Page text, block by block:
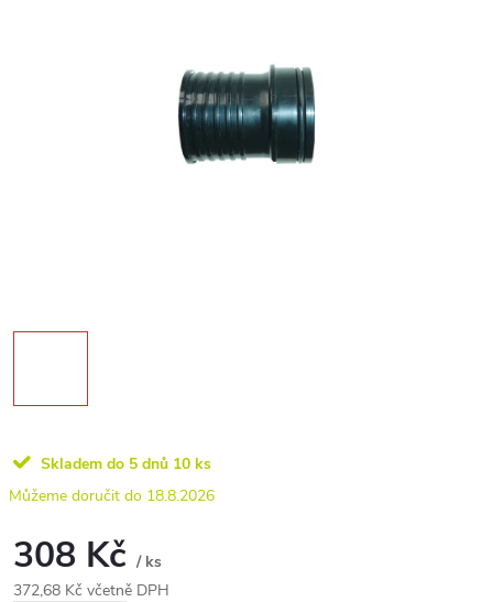
Skladem do 5 dnů 10 ks
18.8.2026
308 Kč / ks
372,68 Kč včetně DPH